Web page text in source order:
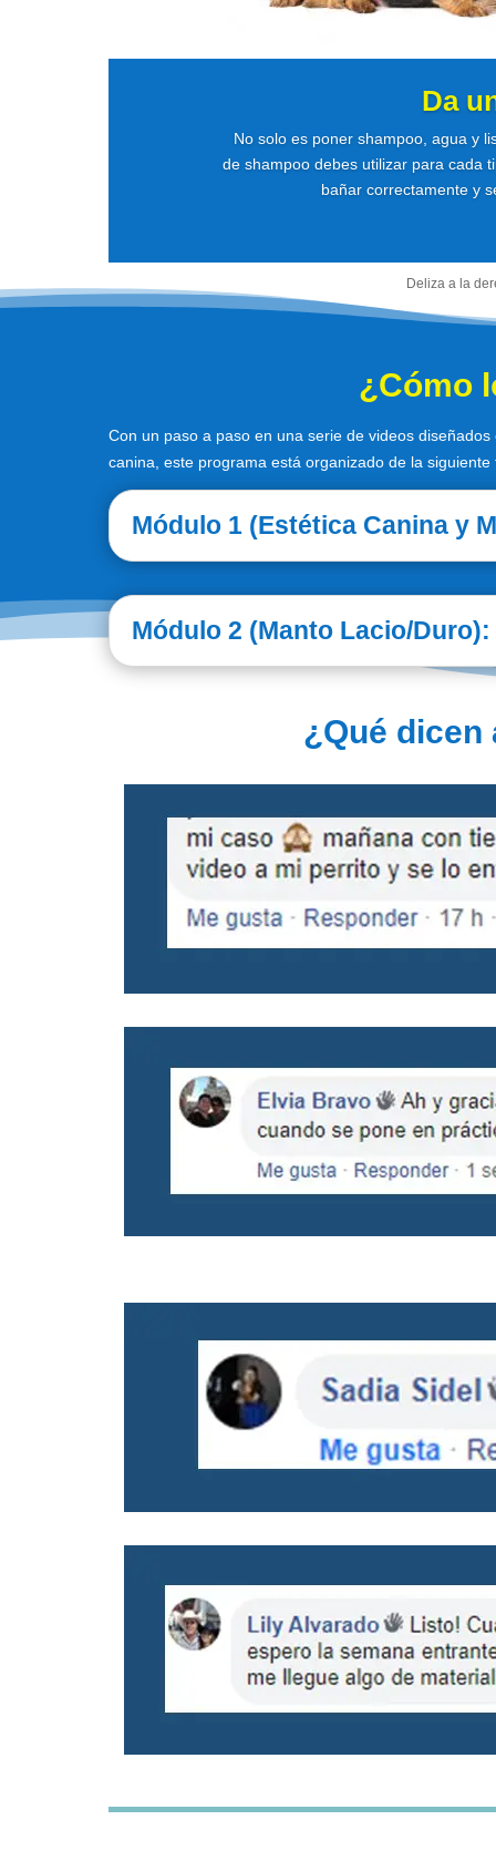
Da
No solo es poner shampoo, agua y
de shampoo debes utilizar para cada
bañar correctamente y
Deliza a la
¿Cómo
Con un paso a paso en una serie de videos
canina, este programa está organizado de la siguiente
Módulo 1 (Estética Canina y
Módulo 2 (Manto Lacio/Duro):
¿Qué